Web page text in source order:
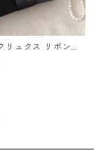
リュクス リボンバ
プ（２色）：669